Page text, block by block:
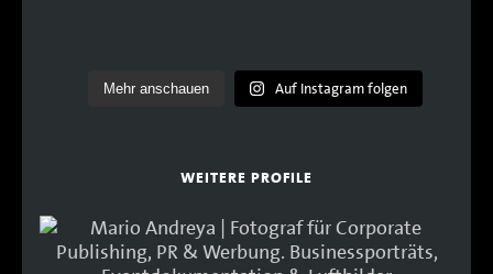
Mehr anschauen Auf Instagram folgen
WEITERE PROFILE